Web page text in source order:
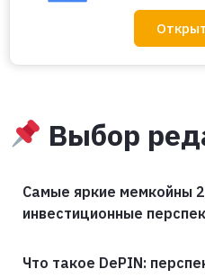
Выбор
Самые яркие мемкойны
инвестиционные
Что такое DePIN: